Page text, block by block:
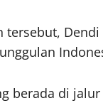
tersebut,
berada di